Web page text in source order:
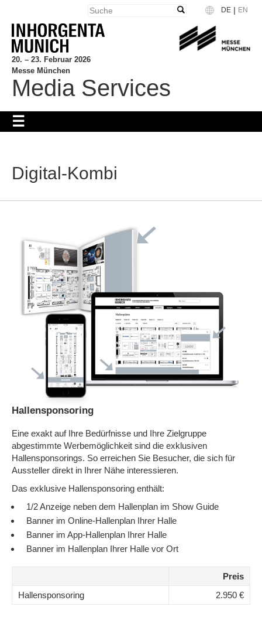
DE | EN
20. – 23. Februar 2026
Messe München
Media Services
Digital-Kombi
Hallensponsoring
Eine exakt auf Ihre Bedürfnisse und Ihre Zielgruppe
abgestimmte Werbemöglichkeit sind die exklusiven
Hallensponsorings. So erreichen Sie Besucher, die sich für
Aussteller direkt in Ihrer Nähe interessieren.
Das exklusive Hallensponsoring enthält:
1/2 Anzeige neben dem Hallenplan im Show Guide
Banner im Online-Hallenplan Ihrer Halle
Banner im App-Hallenplan Ihrer Halle
Banner im Hallenplan Ihrer Halle vor Ort
Preis
Hallensponsoring
2.950 €